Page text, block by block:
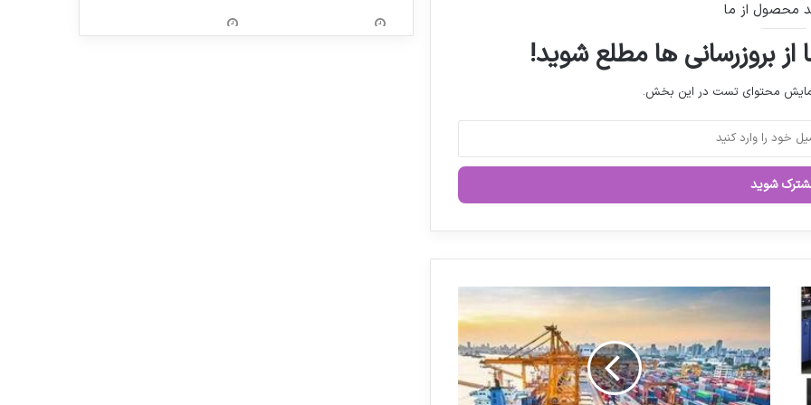
«پزشکیان» چه گذشت
زنگ خطر افزایش واردات داروهای فوریتی
رئیس مرکز روابط عمومی وزارت بهداشت: تا
ساعت ۶:۳۰ صبح ۲۶ تیر، شمار مصدومین
حملات آمریکا
محصول از ما
بروزرسانی ها مطلع شوید!
محتوای تست در این بخش.
ا
ع
ی